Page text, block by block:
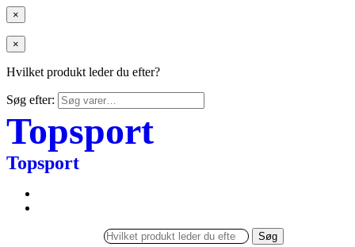
×
×
Hvilket produkt leder du efter?
Søg efter:
Topsport
Topsport
Søg